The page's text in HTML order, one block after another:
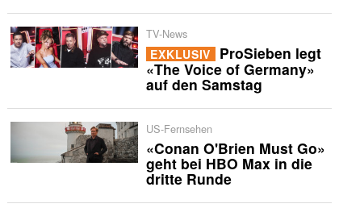
TV-News
EXKLUSIV ProSieben legt
«The Voice of Germany»
auf den Samstag
US-Fernsehen
«Conan O'Brien Must Go»
geht bei HBO Max in die
dritte Runde